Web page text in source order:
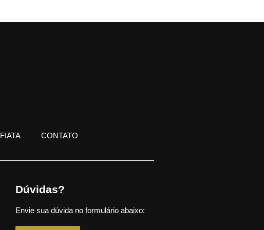
FIATA CONTATO
Dúvidas?
Envie sua dúvida no formulário abaixo: